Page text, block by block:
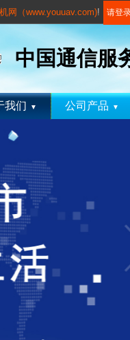
网（www.youuav.com)! 请登
中国通信服
我们 ▼ 公司产品 ▼